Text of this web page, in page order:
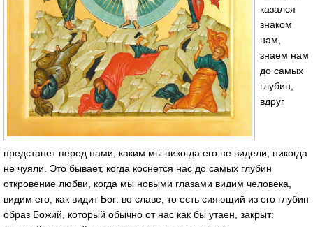
казался
знаком
нам,
знаем нам
до самых
глубин,
вдруг
предстанет перед нами, каким мы никогда его не видели, никогда
не чуяли. Это бывает, когда коснется нас до самых глубин
откровение любви, когда мы новыми глазами видим человека,
видим его, как видит Бог: во славе, то есть сияющий из его глубин
образ Божий, который обычно от нас как бы утаен, закрыт: